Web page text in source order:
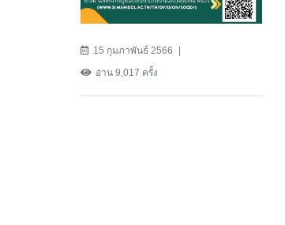
15 กุมภาพันธ์ 2566
อ่าน 9,017 ครั้ง